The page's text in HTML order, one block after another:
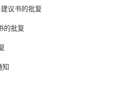
议书的批复
的批复
知